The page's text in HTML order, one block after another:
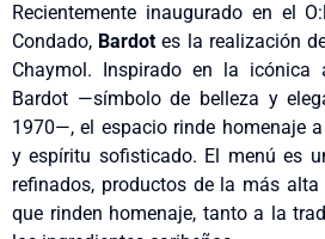
Recientemente inaugurado en el
Condado, Bardot es la realización
Chaymol. Inspirado en la icónica
Bardot —símbolo de belleza y
1970—, el espacio rinde homenaje
y espíritu sofisticado. El menú es
refinados, productos de la más
que rinden homenaje, tanto a la